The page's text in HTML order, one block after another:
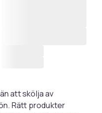
att skölja av
Rätt produkter